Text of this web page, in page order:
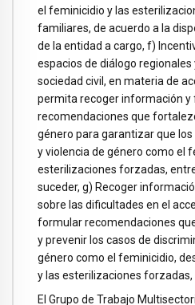
el feminicidio y las
familiares, de acuerdo a la
de la entidad a cargo, f)
espacios de diálogo regionales
sociedad civil, en materia de
permita recoger información y
recomendaciones que
género para garantizar que
y violencia de género como el
esterilizaciones forzadas,
suceder, g) Recoger
sobre las dificultades en el
formular recomendaciones
y prevenir los casos de
género como el feminicidio,
y las esterilizaciones forzadas,
El Grupo de Trabajo